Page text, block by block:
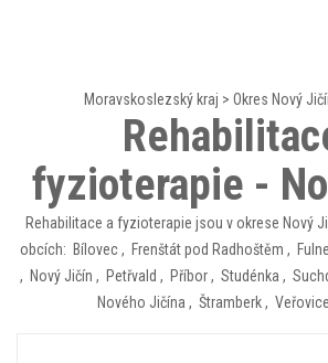
Moravskoslezský kraj > Okres Nový
fyzioterapie -
Rehabilitace a fyzioterapie jsou v okrese Nový
obcích: Bílovec, Frenštát pod Radhoštěm ,
, Nový Jičín , Petřvald , Příbor, Studénka ,
Nového Jičína , Štramberk, Veřovice